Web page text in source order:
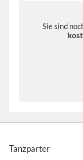
Sie sind
Tanzparter